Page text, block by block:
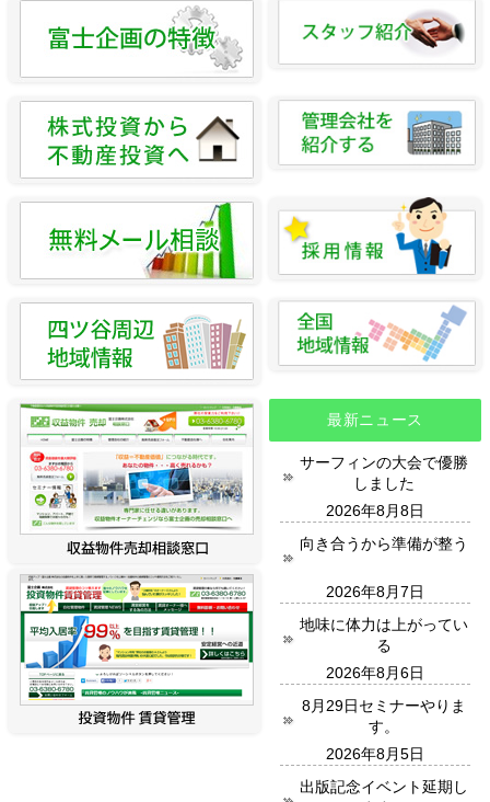
最新ニュース
サーフィンの大会で優勝
しました
2026年8月8日
向き合うから準備が整う
2026年8月7日
地味に体力は上がってい
る
2026年8月6日
8月29日セミナーやりま
す。
2026年8月5日
出版記念イベント延期し